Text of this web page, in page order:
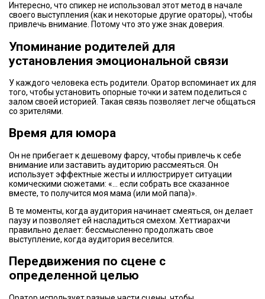
Интересно, что спикер не использовал этот метод в начале
своего выступления (как и некоторые другие ораторы), чтобы
привлечь внимание. Потому что это уже знак доверия.
Упоминание родителей для
установления эмоциональной связи
У каждого человека есть родители. Оратор вспоминает их для
того, чтобы установить опорные точки и затем поделиться с
залом своей историей. Такая связь позволяет легче общаться
со зрителями.
Время для юмора
Он не прибегает к дешевому фарсу, чтобы привлечь к себе
внимание или заставить аудиторию рассмеяться. Он
использует эффектные жесты и иллюстрирует ситуации
комическими сюжетами: «… если собрать все сказанное
вместе, то получится моя мама (или мой папа)».
В те моменты, когда аудитория начинает смеяться, он делает
паузу и позволяет ей насладиться смехом. Хеттиарахчи
правильно делает: бессмысленно продолжать свое
выступление, когда аудитория веселится.
Передвижения по сцене с
определенной целью